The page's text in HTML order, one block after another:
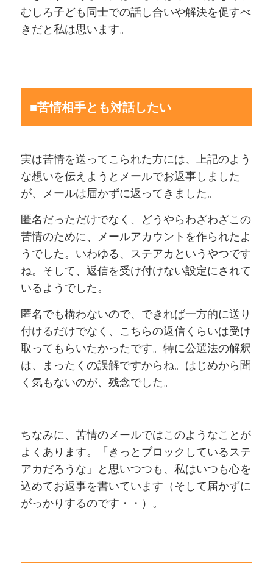
むしろ子ども同士での話し合いや解決を促すべ
きだと私は思います。
■苦情相手とも対話したい
実は苦情を送ってこられた方には、上記のよう
な想いを伝えようとメールでお返事しました
が、メールは届かずに返ってきました。
匿名だっただけでなく、どうやらわざわざこの
苦情のために、メールアカウントを作られたよ
うでした。いわゆる、ステアカというやつです
ね。そして、返信を受け付けない設定にされて
いるようでした。
匿名でも構わないので、できれば一方的に送り
付けるだけでなく、こちらの返信くらいは受け
取ってもらいたかったです。特に公選法の解釈
は、まったくの誤解ですからね。はじめから聞
く気もないのが、残念でした。
ちなみに、苦情のメールではこのようなことが
よくあります。「きっとブロックしているステ
アカだろうな」と思いつつも、私はいつも心を
込めてお返事を書いています（そして届かずに
がっかりするのです・・）。